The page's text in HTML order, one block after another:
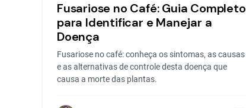
Fusariose no Café: Guia Completo
para Identificar e Manejar a
Doença
Fusariose no café: conheça os sintomas, as causas
e as alternativas de controle desta doença que
causa a morte das plantas.